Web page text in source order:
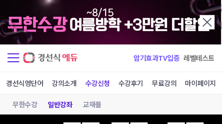
암기효과TV입증 레벨테스트
경선식영단어 강의소개 수강신청 수강후기 무료강의 마이페이지
무한수강 일반강좌 교재몰